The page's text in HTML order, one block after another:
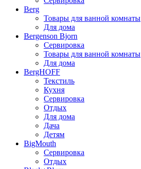
Berg
Товары для ванной комнаты
Для дома
Bergenson Bjorn
Сервировка
Товары для ванной комнаты
Для дома
BergHOFF
Текстиль
Кухня
Сервировка
Отдых
Для дома
Дача
Детям
BigMouth
Сервировка
Отдых